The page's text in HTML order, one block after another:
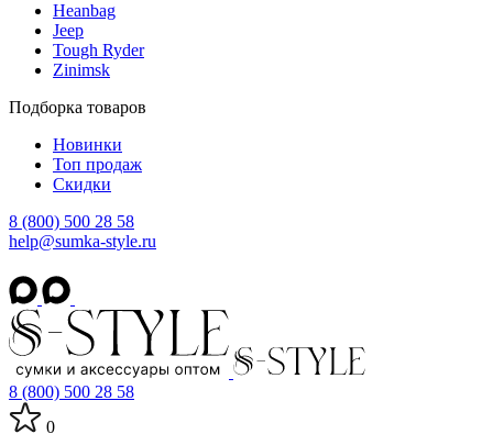
Heanbag
Jeep
Tough Ryder
Zinimsk
Подборка товаров
Новинки
Топ продаж
Скидки
8 (800) 500 28 58
help@sumka-style.ru
8 (800) 500 28 58
0